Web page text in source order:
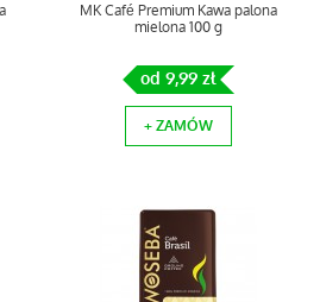
MK Café Premium Kawa palona
mielona 100 g
od 9,99 zł
+ ZAMÓW